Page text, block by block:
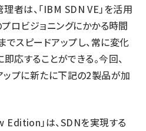
理者は、「IBM SDN VE」を活用
プロビジョニングにかかる時間
スピードアップし、常に変化
応することができる。今回、
ップに新たに下記の2製品が加
」は、SDNを実現する